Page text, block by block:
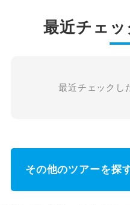
最近チェ
最近チェックし
その他のツアーを探